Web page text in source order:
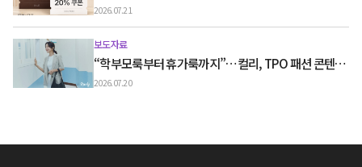
2026.07.21
보도자료
“학부모룩부터 휴가룩까지”…컬리, TPO 패션 콘텐츠
‘스타일노트’ 흥행
2026.07.20